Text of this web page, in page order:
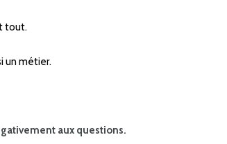
tout.
un métier.
aux questions.